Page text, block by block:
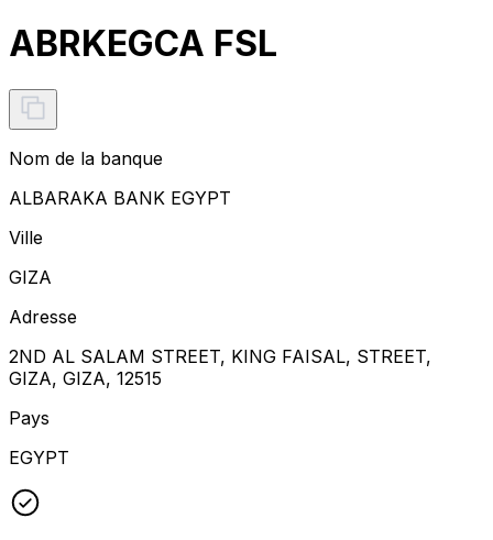
ABRKEGCA FSL
Nom de la banque
ALBARAKA BANK EGYPT
Ville
GIZA
Adresse
2ND AL SALAM STREET, KING FAISAL, STREET,
GIZA, GIZA, 12515
Pays
EGYPT